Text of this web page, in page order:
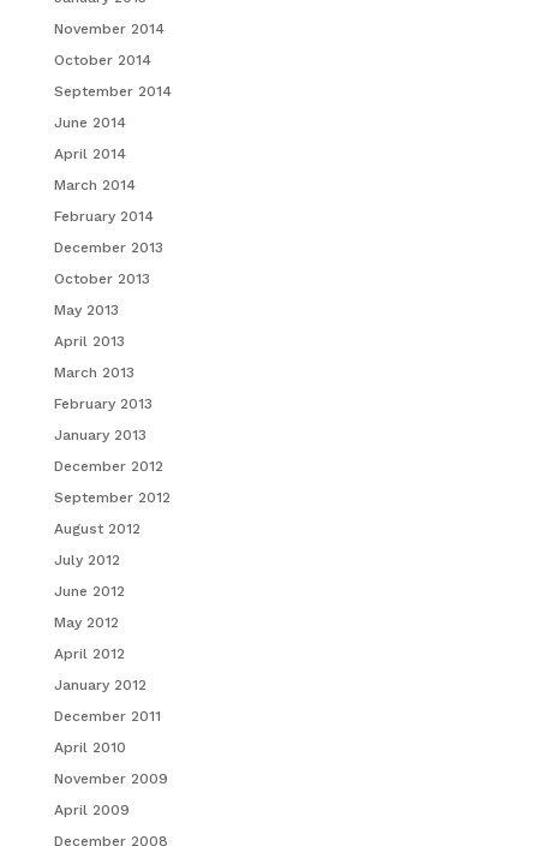
November 2014
October 2014
September 2014
June 2014
April 2014
March 2014
February 2014
December 2013
October 2013
May 2013
April 2013
March 2013
February 2013
January 2013
December 2012
September 2012
August 2012
July 2012
June 2012
May 2012
April 2012
January 2012
December 2011
April 2010
November 2009
April 2009
December 2008